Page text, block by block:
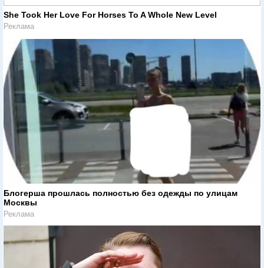
She Took Her Love For Horses To A Whole New Level
Реклама
Блогерша прошлась полностью без одежды по улицам
Москвы
Реклама